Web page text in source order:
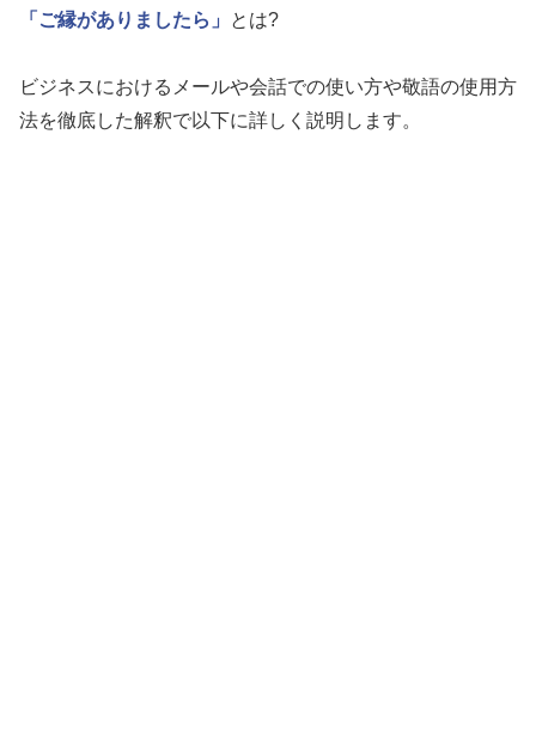
「ご縁がありましたら」 とは?
ビジネスにおけるメールや会話での使い方や敬語の使用方
法を徹底した解釈で以下に詳しく説明します。